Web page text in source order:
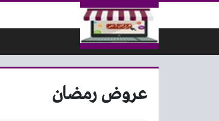
التخطي إلى المحتوى
عروض رمضان